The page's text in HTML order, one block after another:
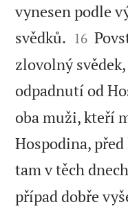
vynesen podle
svědků. 

16
zlovolný
odpadnutí od
oba muži, kteří
Hospodina,
tam v těch
případ dobře